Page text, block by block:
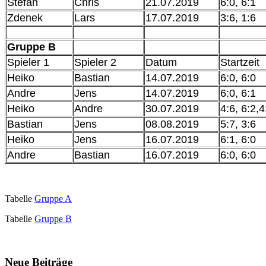
Stefan Chris 21.07.2019
6:0, 6:1
Zdenek
Lars 17.07.2019 3:6, 1:6
Gruppe B
Spieler 1
Spieler 2 Datum
Startzeit
Heiko
Bastian 14.07.2019
6:0, 6:0
Andre
Jens 14.07.2019
6:0, 6:1
Heiko
Andre 30.07.2019
4:6,
Bastian
Jens 08.08.2019
5:7, 3:6
Heiko
Jens 16.07.2019
6:1, 6:0
Andre
Bastian 16.07.2019 6:0, 6:0
Tabelle Gruppe A
Tabelle Gruppe B
Neue Beiträge